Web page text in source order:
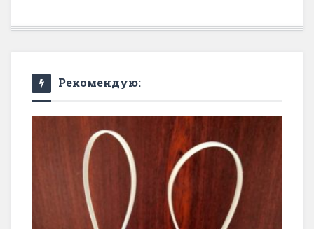
Рекомендую: